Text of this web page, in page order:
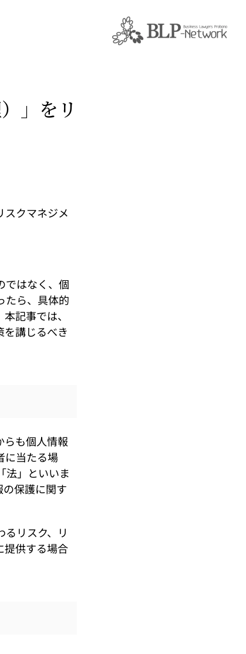
」をリ
スクマネジメ
ではなく、個
たら、具体的
記事では、
講じるべき
も個人情報
に当たる場
法」といいま
保護に関す
リスク、リ
提供する場合